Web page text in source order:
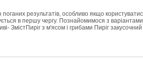
результатів, особливо якщо
в першу чергу. Познайомимося з варіантами
ЗмістПиріг з м'ясом і грибами Пиріг закусочний